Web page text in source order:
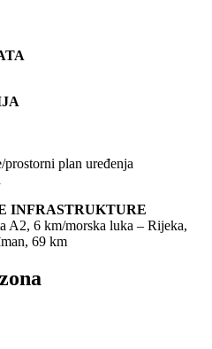
plan uređenja
INFRASTRUKTURE
A2, 6 km/morska luka – Rijeka,
69 km